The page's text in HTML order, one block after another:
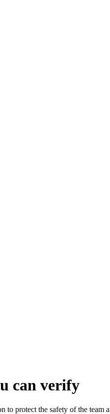
can verify
protect the safety of the